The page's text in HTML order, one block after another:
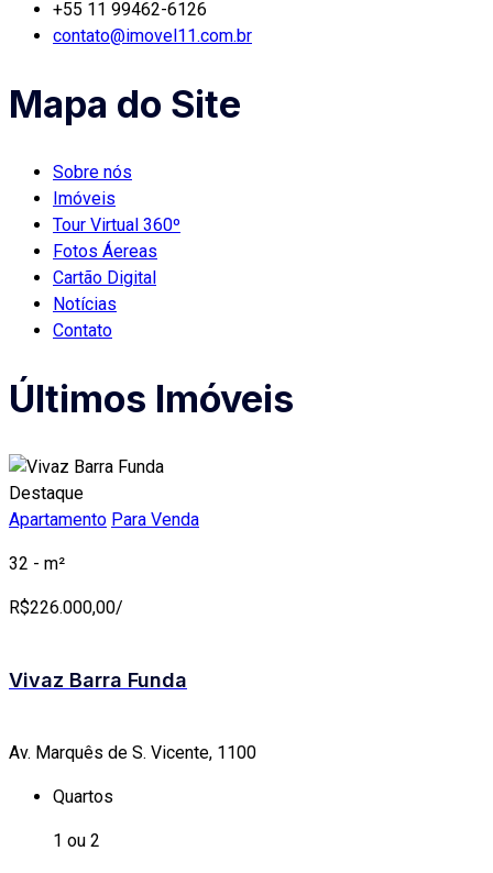
+55 11 99462-6126
contato@imovel11.com.br
Mapa do Site
Sobre nós
Imóveis
Tour Virtual 360º
Fotos Áereas
Cartão Digital
Notícias
Contato
Últimos Imóveis
Destaque
Apartamento Para Venda
32 - m²
R$226.000,00/
Vivaz Barra Funda
Av. Marquês de S. Vicente, 1100
Quartos
1 ou 2